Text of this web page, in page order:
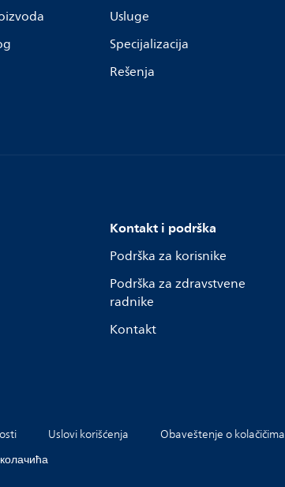
Usluge
Specijalizacija
Rešenja
Kontakt i podrška
Podrška za korisnike
Podrška za zdravstvene
radnike
Kontakt
Uslovi korišćenja
Obaveštenje o kolačičima